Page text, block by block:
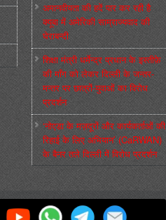
अमानवीयता की हदें पार कर रही है
क्यूबा में अमेरिकी साम्राज्यवाद की
घेराबन्दी
शिक्षा मंत्री धर्मेन्द्र प्रधान के इस्तीफ़े
की माँग को लेकर दिल्ली के जन्तर-
मन्तर पर छात्रों-युवाओं का विरोध
प्रदर्शन
‘नोएडा के मज़दूरों और कार्यकर्ताओं की
रिहाई के लिए अभियान’ (CaRWAN)
के बैनर तले दिल्ली में विरोध प्रदर्शन
Powered by
WordPress